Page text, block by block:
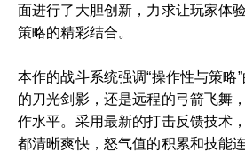
面进行了大胆创新，力求让玩家体
策略的精彩结合。
本作的战斗系统强调“操作性与策略
的刀光剑影，还是远程的弓箭飞舞
作水平。采用最新的打击反馈技术
都清晰爽快，怒气值的积累和技能